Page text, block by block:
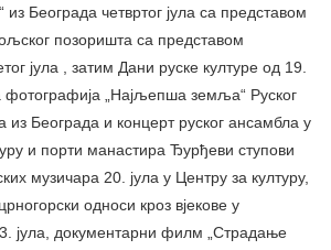
из Београда четвртог јула са представом
позоришта са представом
јула , затим Дани руске културе од 19.
фотографија „Најљепша земља“ Руског
из Београда и концерт руског ансамбла у
и порти манастира Ђурђеви ступови
музичара 20. јула у Центру за културу,
односи кроз вјекове у
јула, документарни филм „Страдање